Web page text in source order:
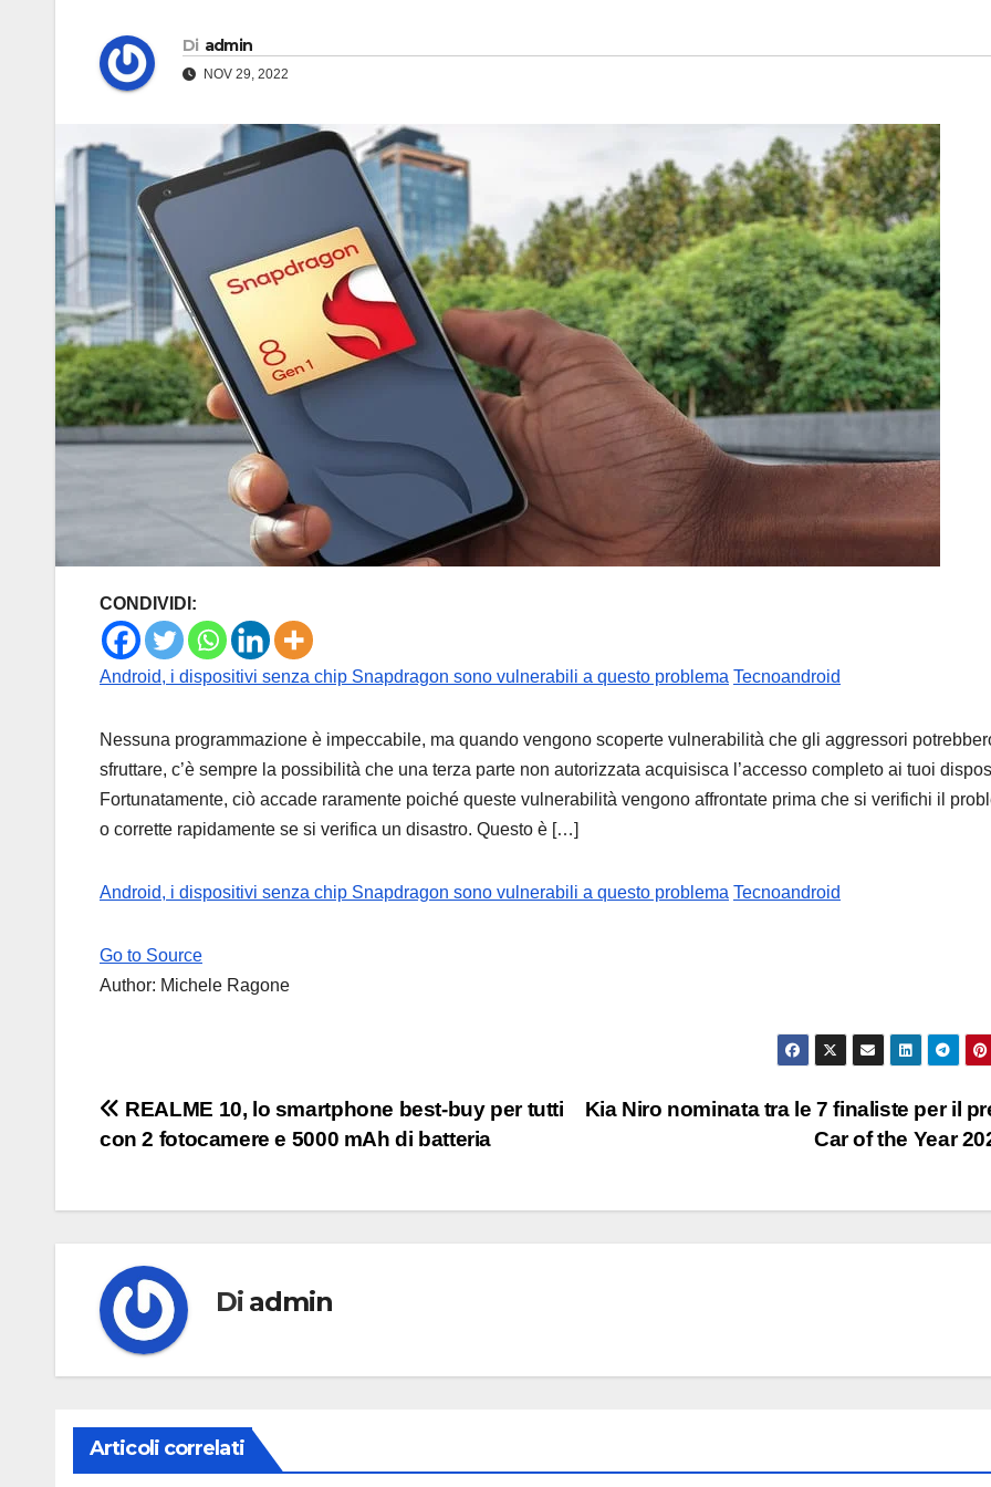
Di admin
NOV 29, 2022
CONDIVIDI:
Android, i dispositivi senza chip Snapdragon sono vulnerabili a questo problema Tecnoandroid
Nessuna programmazione è impeccabile, ma quando vengono scoperte vulnerabilità che gli aggressori
sfruttare, c’è sempre la possibilità che una terza parte non autorizzata acquisisca l’accesso completo ai tuoi
Fortunatamente, ciò accade raramente poiché queste vulnerabilità vengono affrontate prima che si verifichi il
o corrette rapidamente se si verifica un disastro. Questo è […]
Android, i dispositivi senza chip Snapdragon sono vulnerabili a questo problema Tecnoandroid
Go to Source
Author: Michele Ragone
Navigazione
Kia Niro nominata tra le 7 finaliste per il
Car of the Year
REALME 10, lo smartphone best-buy per tutti
con 2 fotocamere e 5000 mAh di batteria
Di admin
Articoli correlati
da 200
7 AGOSTO